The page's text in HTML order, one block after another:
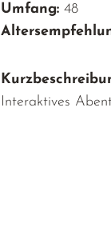
Umfang: 48
Interaktives